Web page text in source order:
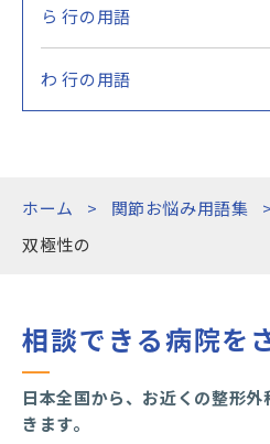
ら 行の用語
わ 行の用語
ホーム 関節お悩み用語集
双極性の
相談できる病院を
日本全国から、お近くの整形
きます。